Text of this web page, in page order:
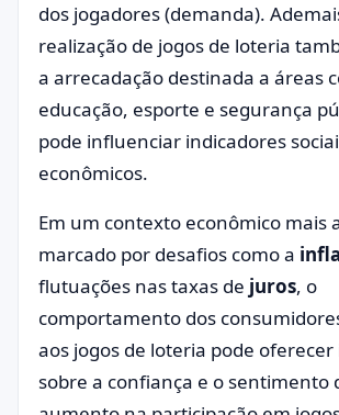
dos jogadores (demanda).
realização de jogos de loteria
a arrecadação destinada a áreas
educação, esporte e segurança
pode influenciar indicadores
econômicos.
Em um contexto econômico mais
marcado por desafios como a
flutuações nas taxas de juros, o
comportamento dos
aos jogos de loteria pode
sobre a confiança e o sentimento